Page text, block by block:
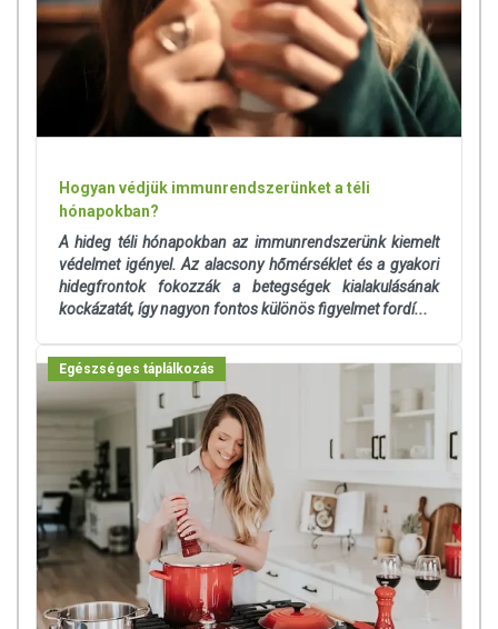
Hogyan védjük immunrendszerünket a téli
hónapokban?
A hideg téli hónapokban az immunrendszerünk kiemelt
védelmet igényel. Az alacsony hőmérséklet és a gyakori
hidegfrontok fokozzák a betegségek kialakulásának
kockázatát, így nagyon fontos különös figyelmet fordí...
Egészséges táplálkozás